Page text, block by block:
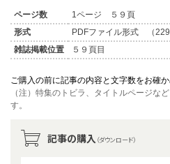
ページ数
1ページ ５９頁
形式
PDFファイル形式 （
雑誌掲載位置
５９頁目
ご購入の前に記事の内容と文字数をお確か
（注）特集のトビラ、タイトルページな
す。
記事の購入 （ダウンロード）